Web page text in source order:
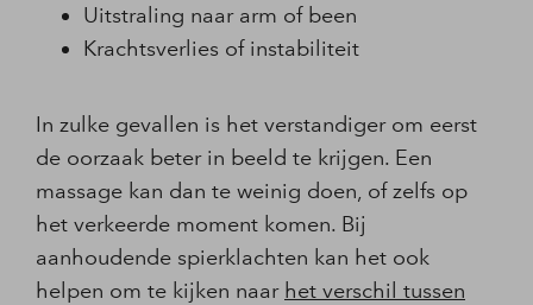
Uitstraling naar arm of been
Krachtsverlies of instabiliteit
In zulke gevallen is het verstandiger om eerst
de oorzaak beter in beeld te krijgen. Een
massage kan dan te weinig doen, of zelfs op
het verkeerde moment komen. Bij
aanhoudende spierklachten kan het ook
helpen om te kijken naar het verschil tussen